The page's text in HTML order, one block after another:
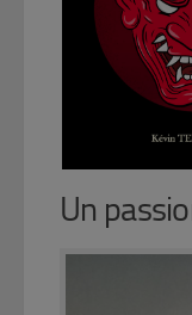
© Kévin
Un